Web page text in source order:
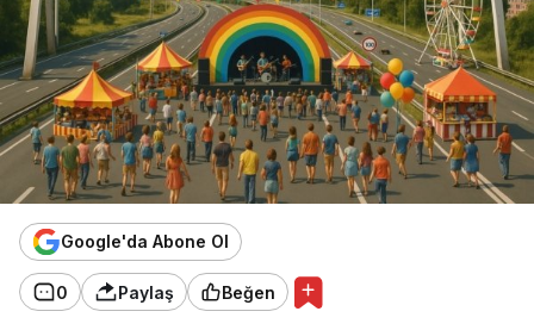
Google'da Abone Ol
0 Paylaş Beğen